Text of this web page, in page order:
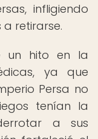
infligiendo
retirarse.
un hito en la
ya que
Persa no
tenían la
a sus